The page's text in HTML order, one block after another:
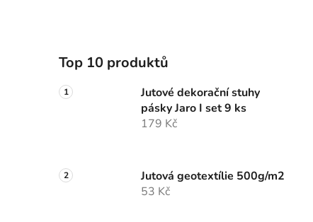
Top 10 produktů
Jutové dekorační stuhy
pásky Jaro I set 9 ks
179 Kč
Jutová geotextílie 500g/m2
53 Kč